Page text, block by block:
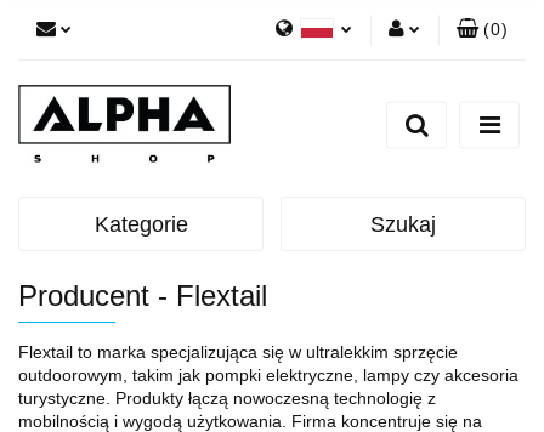
Zarejestruj się
(0)
Kategorie Szukaj
Producent - Flextail
Flextail to marka specjalizująca się w ultralekkim sprzęcie
outdoorowym, takim jak pompki elektryczne, lampy czy akcesoria
turystyczne. Produkty łączą nowoczesną technologię z
mobilnością i wygodą użytkowania. Firma koncentruje się na